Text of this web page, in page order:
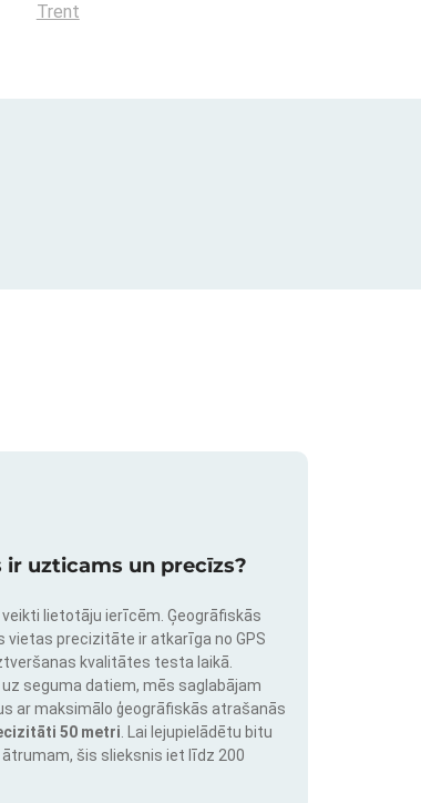
Trent
ir uzticams un precīzs?
lietotāju ierīcēm. Ģeogrāfiskās
vietas precizitāte ir atkarīga no GPS
kvalitātes testa laikā.
seguma datiem, mēs saglabājam
ar maksimālo ģeogrāfiskās atrašanās
50 metri . Lai lejupielādētu bitu
šis slieksnis iet līdz 200